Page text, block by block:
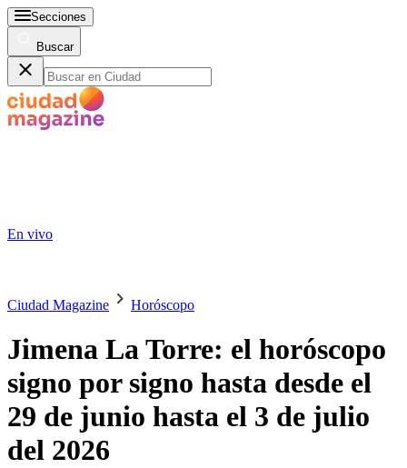
Secciones
Buscar
En vivo
Ciudad Magazine Horóscopo
Jimena La Torre: el horóscopo
signo por signo hasta desde el
29 de junio hasta el 3 de julio
del 2026